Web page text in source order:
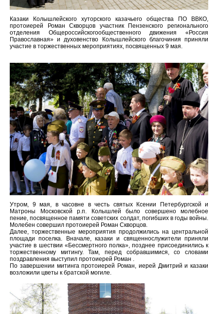
Казаки Колышлейского хуторского казачьего общества ПО ВВКО,
протоиерей Роман Скворцов участник Пензенского регионального
отделения Общероссийскогообщественного движения «Россия
Православная» и духовенство Колышлейского благочиния приняли
участие в торжественных мероприятиях, посвященных 9 мая.
Утром, 9 мая, в часовне в честь святых Ксении Петербургской и
Матроны Московской р.п. Колышлей было совершено молебное
пение, посвященное памяти советских солдат, погибших в годы войны.
Молебен совершил протоиерей Роман Скворцов.
Далее, торжественные мероприятия продолжились на центральной
площади поселка. Вначале, казаки и священнослужители приняли
участие в шествии «Бессмертного полка», позднее присоединились к
торжественному митингу. Там, перед собравшимися, со словами
поздравления выступил протоиерей Роман .
По завершении митинга протоиерей Роман, иерей Дмитрий и казаки
возложили цветы к братской могиле.